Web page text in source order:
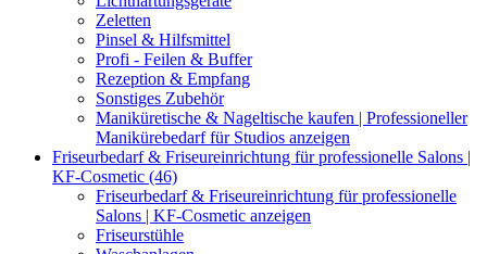
Zeletten
Pinsel & Hilfsmittel
Profi - Feilen & Buffer
Rezeption & Empfang
Sonstiges Zubehör
Maniküretische & Nageltische kaufen | Professioneller
Manikürebedarf für Studios anzeigen
Friseurbedarf & Friseureinrichtung für professionelle Salons |
KF-Cosmetic (46)
Friseurbedarf & Friseureinrichtung für professionelle
Salons | KF-Cosmetic anzeigen
Friseurstühle